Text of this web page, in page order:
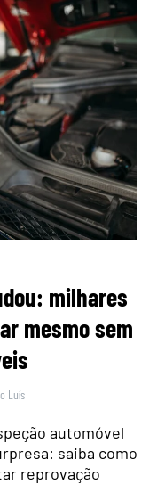
milhares
mesmo sem
Luís
automóvel
saiba como
reprovação